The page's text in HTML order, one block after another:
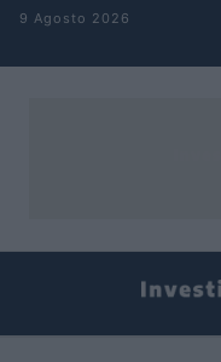
Salta al contenuto
9 Agosto 2026